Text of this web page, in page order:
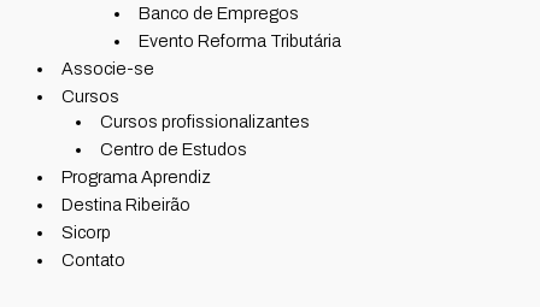
Banco de Empregos
Evento Reforma Tributária
Associe-se
Cursos
Cursos profissionalizantes
Centro de Estudos
Programa Aprendiz
Destina Ribeirão
Sicorp
Contato